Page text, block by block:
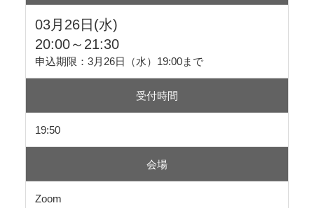
03月26日(水)
20:00～21:30
申込期限：3月26日（水）19:00まで
受付時間
19:50
会場
Zoom